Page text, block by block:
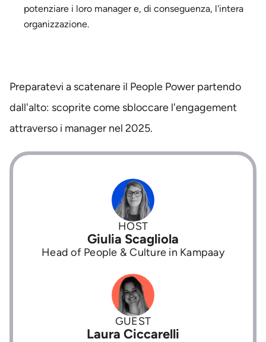
potenziare i loro manager e, di conseguenza, l'intera
organizzazione.
Preparatevi a scatenare il People Power partendo
dall'alto: scoprite come sbloccare l'engagement
attraverso i manager nel 2025.
HOST
Giulia Scagliola
Head of People & Culture in Kampaay
GUEST
Laura Ciccarelli